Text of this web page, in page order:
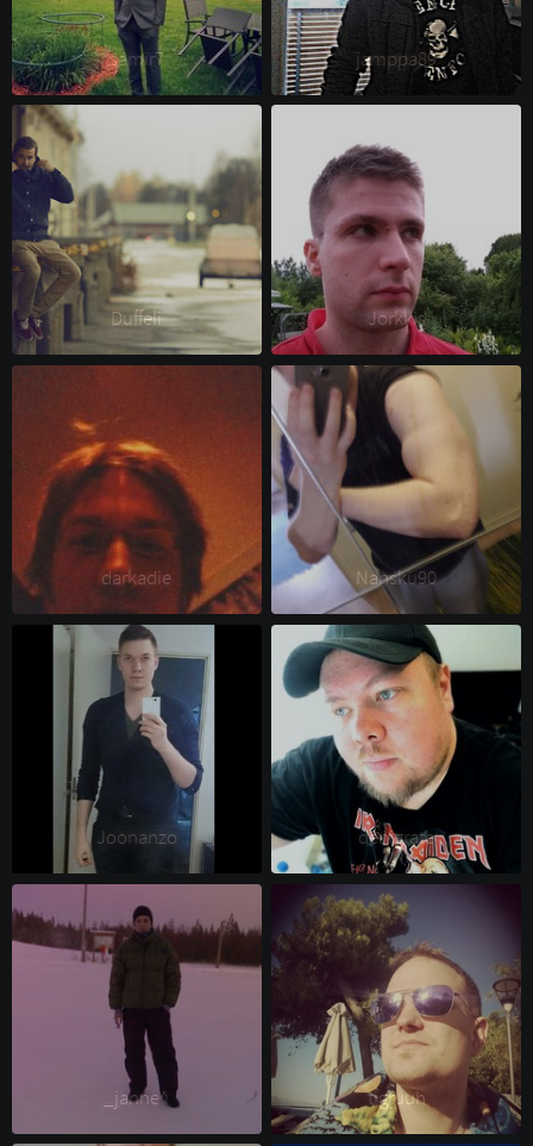
samir7 jamppa89
Duffeli Jorkkis
darkadie Nansku90
Joonanzo denigrate
_janne^ tigruuh